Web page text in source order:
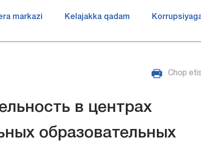
markazi Kelajakka qadam
Chop
в центрах
образовательных